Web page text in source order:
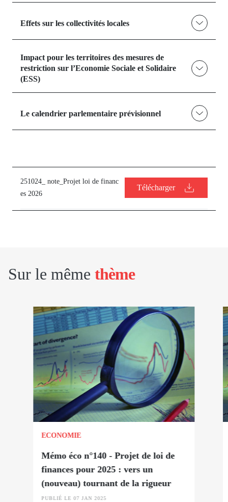
Effets sur les collectivités locales
Impact pour les territoires des mesures de
restriction sur l’Economie Sociale et Solidaire
(ESS)
Le calendrier parlementaire prévisionnel
251024_ note_Projet loi de financ
es 2026
Télécharger
Sur le même thème
ECONOMIE
Mémo éco n°140 - Projet de loi de
finances pour 2025 : vers un
(nouveau) tournant de la rigueur
PUBLIÉ LE 07 JAN 2025